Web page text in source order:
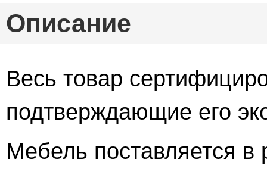
Описание
Весь товар
подтверждающие его
Мебель поставляется в